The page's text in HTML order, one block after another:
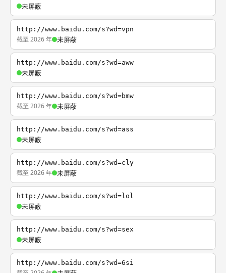
未屏蔽
http://www.baidu.com/s?wd=vpn
截至 2026 年 未屏蔽
http://www.baidu.com/s?wd=aww
未屏蔽
http://www.baidu.com/s?wd=bmw
截至 2026 年 未屏蔽
http://www.baidu.com/s?wd=ass
未屏蔽
http://www.baidu.com/s?wd=cly
截至 2026 年 未屏蔽
http://www.baidu.com/s?wd=lol
未屏蔽
http://www.baidu.com/s?wd=sex
未屏蔽
http://www.baidu.com/s?wd=6si